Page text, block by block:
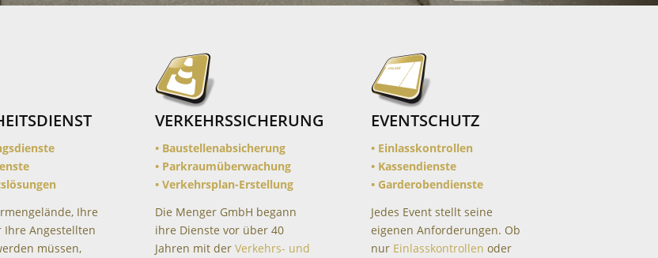
Ihre
Ihre Angestellten
müssen,
VERKEHRSSICHERUNG
• Baustellenabsicherung
• Parkraumüberwachung
• Verkehrsplan-Erstellung
Die Menger GmbH begann
ihre Dienste vor über 40
Jahren mit der Verkehrs- und
EVENTSCHUTZ
• Einlasskontrollen
• Kassendienste
• Garderobendienste
Jedes Event stellt seine
eigenen Anforderungen. Ob
nur Einlasskontrollen oder